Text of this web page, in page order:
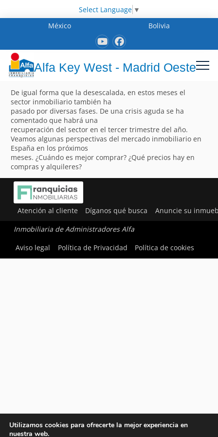
Select Language ▼
México
Bolivia
Alfa Key West - Madrid Oeste
De igual forma que la desescalada, en estos meses el
sector inmobiliario también ha
pasado por diversas fases. De una crisis aguda se ha
comentado que habrá una
recuperación del sector en el tercer trimestre del año.
Veamos algunas perspectivas del mercado inmobiliario en
España en los próximos
meses. ¿Cuándo es mejor comprar? ¿Qué precios hay en
compras y alquileres?
Atención al cliente Díganos qué busca Anuncie su
Inmobiliaria de Administradores Alfa
Aviso legal
Política de Privacidad Política de cookies
Utilizamos cookies para ofrecerte la mejor experiencia en
nuestra web.